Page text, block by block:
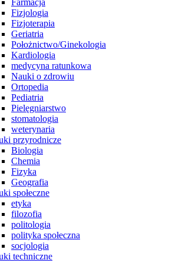
Farmacja
Fizjologia
Fizjoterapia
Geriatria
Położnictwo/Ginekologia
Kardiologia
medycyna ratunkowa
Nauki o zdrowiu
Ortopedia
Pediatria
Pielęgniarstwo
stomatologia
weterynaria
przyrodnicze
Biologia
Chemia
Fizyka
Geografia
społeczne
etyka
filozofia
politologia
polityka społeczna
socjologia
techniczne